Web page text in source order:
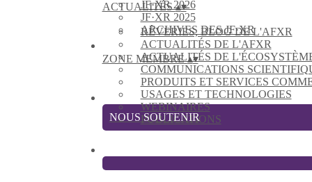
JF·XR 2026
JF·XR 2025
ARCHIVES DES JF·XR
ACTUALITÉS▴▾
RÊVERIES, BLOG DE L'AFXR
ACTUALITÉS DE L'AFXR
ACTUALITÉS DE
COMMUNICATIONS
PRODUITS ET SERVICES
USAGES ET TECHNOLOGIES
WEBINAIRES
PUBLICATIONS
ZONE MEMBRE▴▾
NOUS SOUTENIR